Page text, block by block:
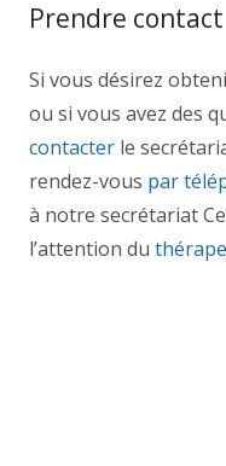
Prendre
Si vous désirez
ou si vous avez des
contacter le
rendez-vous par
à notre secrétariat
l’attention du